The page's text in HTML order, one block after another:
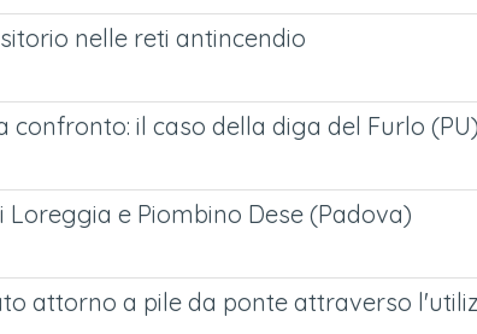
nelle reti antincendio
il caso della diga del Furlo (PU)
e Piombino Dese (Padova)
attorno a pile da ponte attraverso